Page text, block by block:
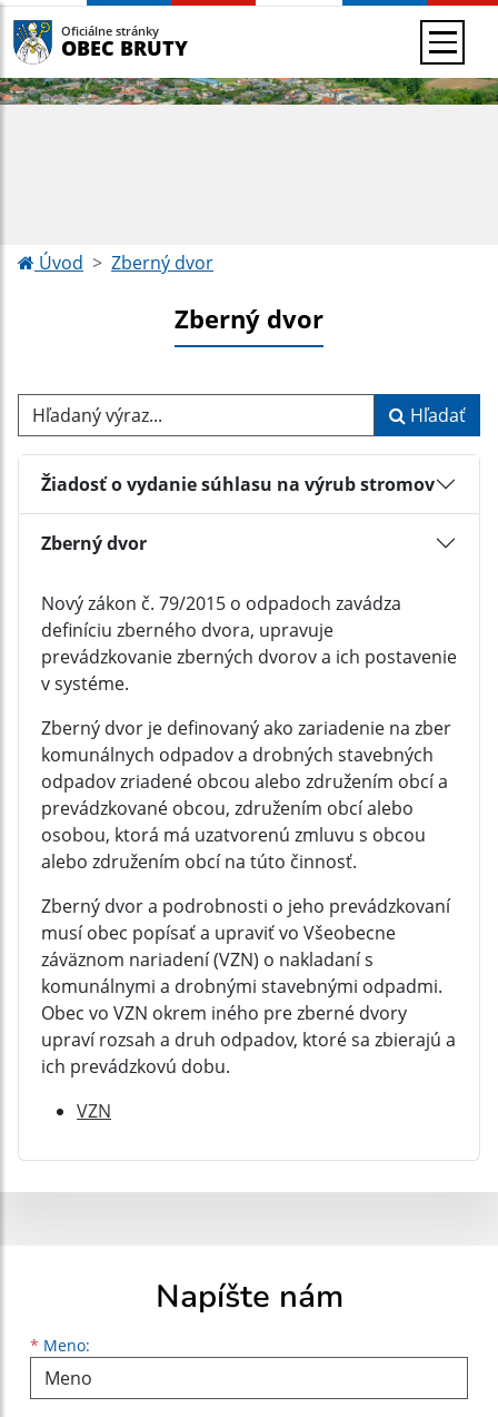
Oficiálne stránky
OBEC BRUTY
Úvod Zberný dvor
Zberný dvor
Hľadaný výraz... Hľadať
Žiadosť o vydanie súhlasu na výrub stromov
Zberný dvor
Nový zákon č. 79/2015 o odpadoch zavádza
definíciu zberného dvora, upravuje
prevádzkovanie zberných dvorov a ich postavenie
v systéme.
Zberný dvor je definovaný ako zariadenie na zber
komunálnych odpadov a drobných stavebných
odpadov zriadené obcou alebo združením obcí a
prevádzkované obcou, združením obcí alebo
osobou, ktorá má uzatvorenú zmluvu s obcou
alebo združením obcí na túto činnosť.
Zberný dvor a podrobnosti o jeho prevádzkovaní
musí obec popísať a upraviť vo Všeobecne
záväznom nariadení (VZN) o nakladaní s
komunálnymi a drobnými stavebnými odpadmi.
Obec vo VZN okrem iného pre zberné dvory
upraví rozsah a druh odpadov, ktoré sa zbierajú a
ich prevádzkovú dobu.
VZN
Napíšte nám
* Meno:
Meno
Priezvisko
E-mailová adresa